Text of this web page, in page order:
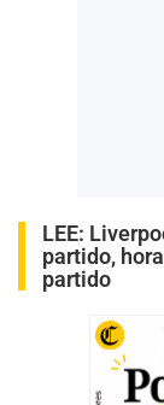
LEE:
partido,
partido